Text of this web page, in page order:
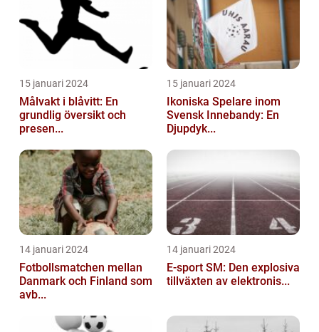
15 januari 2024
Målvakt i blåvitt: En
grundlig översikt och
presen...
15 januari 2024
Ikoniska Spelare inom
Svensk Innebandy: En
Djupdyk...
14 januari 2024
Fotbollsmatchen mellan
Danmark och Finland som
avb...
14 januari 2024
E-sport SM: Den explosiva
tillväxten av elektronis...